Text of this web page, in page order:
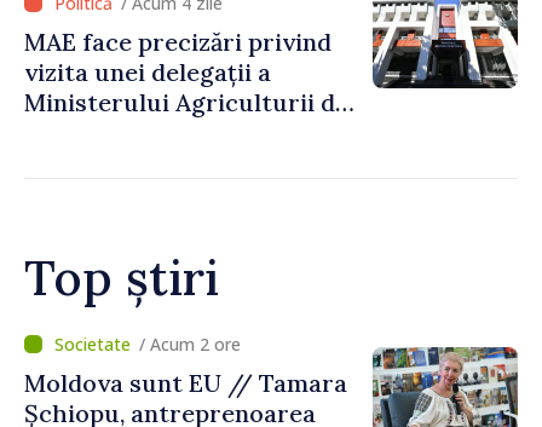
MAE face precizări privind
vizita unei delegații a
Ministerului Agriculturii din
Top știri
/ Acum 1 oră
O dronă a intrat în Bulgaria
dinspre România și a